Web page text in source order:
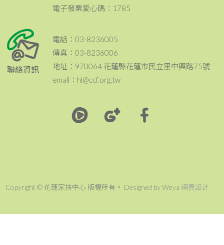
電子發票愛心碼：1785
聯絡資訊
電話：03-8236005
傳真：03-8236006
地址：970064 花蓮縣花蓮市民立里中興路75號
email：hl@ccf.org.tw
Copyright © 花蓮家扶中心 版權所有。 Designed by Weya 網頁設計